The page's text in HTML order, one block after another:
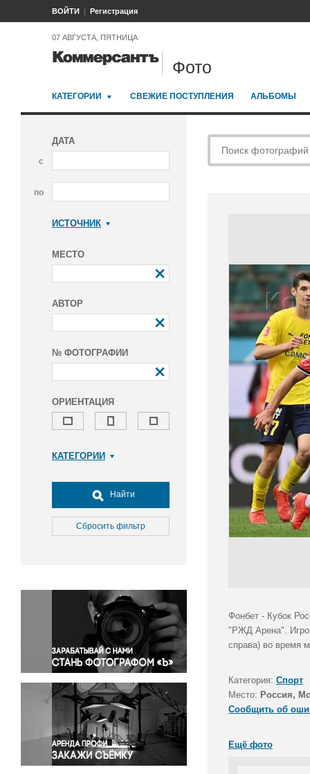
ВОЙТИ Регистрация
07 АВГУСТА, ПЯТНИЦА
Фото
КАТЕГОРИИ СВЕЖИЕ ПОСТУПЛЕНИЯ АЛЬБОМЫ
ДАТА
с
по
ИСТОЧНИК
МЕСТО
АВТОР
№ ФОТОГРАФИИ
ОРИЕНТАЦИЯ
КАТЕГОРИИ
Досуг, туризм и отдых
Культура
Медицина
Окружающая среда
Политика
Правосудие
Происшествия и конфликты
Религия
Светская жизнь
Спорт
Экология
Экономика и бизнес
Найти
Сбросить фильтр
Фонбет - Кубок
"РЖД Арена".
справа) во время
Категория: Спорт
Место: Россия,
Сообщить об
Ещё фото